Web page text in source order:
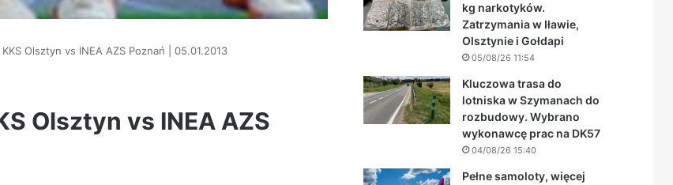
Olsztyn vs INEA AZS Poznań | 05.01.2013
Olsztyn vs INEA AZS
kg narkotyków.
Zatrzymania w Iławie,
Olsztynie i Gołdapi
05/08/26 11:54
Kluczowa trasa do
lotniska w Szymanach do
rozbudowy. Wybrano
wykonawcę prac na DK57
04/08/26 15:40
Pełne samoloty, więcej